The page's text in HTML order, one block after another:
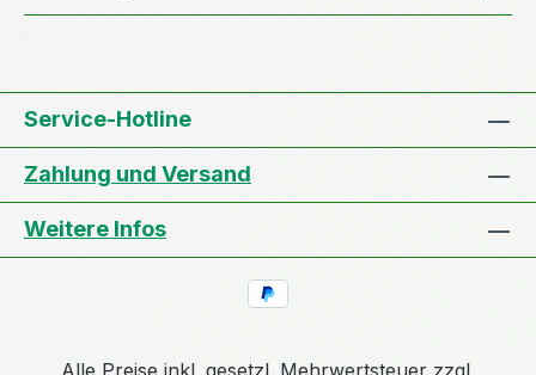
Service-Hotline
Zahlung und Versand
Weitere Infos
Alle Preise inkl. gesetzl. Mehrwertsteuer zzgl.